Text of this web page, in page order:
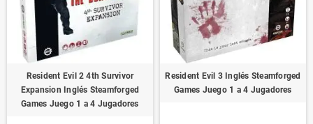
Resident Evil 2 4th Survivor
Expansion Inglés Steamforged
Games Juego 1 a 4 Jugadores
Resident Evil 3 Inglés Steamforged
Games Juego 1 a 4 Jugadores